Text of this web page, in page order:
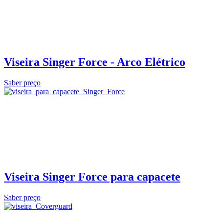
Viseira Singer Force - Arco Elétrico
Saber preço
Viseira Singer Force para capacete
Saber preço